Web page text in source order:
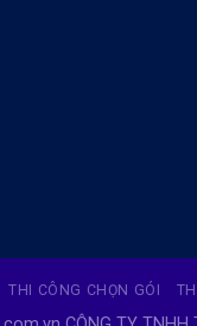
THI CÔNG CHỌN GÓI